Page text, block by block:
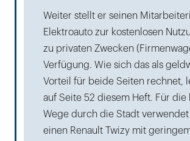
Weiter stellt er seinen
Elektroauto zur kostenlosen
zu privaten Zwecken
Verfügung. Wie sich das als
Vorteil für beide Seiten rechnet,
auf Seite 52 diesem Heft. Für die
Wege durch die Stadt verwendet
einen Renault Twizy mit